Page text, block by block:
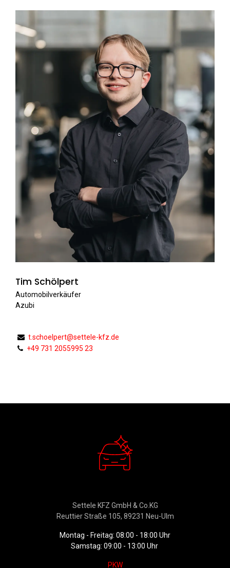
Tim Schölpert
Automobilverkäufer
Azubi
t.schoelpert@settele-kfz.de
+49 731 2055995 23
Settele KFZ GmbH & Co.KG
Reuttier Straße 105, 89231 Neu-Ulm
Montag - Freitag: 08:00 - 18:00 Uhr
Samstag: 09:00 - 13:00 Uhr
PKW